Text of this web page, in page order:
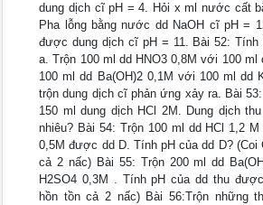
dung dịch cĩ pH = 4. Hỏi x ml nước cất
Pha lỗng bằng nước dd NaOH cĩ pH =
được dung dịch cĩ pH = 11. Bài 52: Tính
a. Trộn 100 ml dd HNO3 0,8M với 100 ml
100 ml dd Ba(OH)2 0,1M với 100 ml dd
trộn dung dịch cĩ phản ứng xảy ra. Bài
150 ml dung dịch HCl 2M. Dung dịch
nhiêu? Bài 54: Trộn 100 ml dd HCl 1,2
0,5M được dd D. Tính pH của dd D? (Coi
cả 2 nấc) Bài 55: Trộn 200 ml dd
H2SO4 0,3M . Tính pH của dd thu
hồn tồn cả 2 nấc) Bài 56:Trộn những